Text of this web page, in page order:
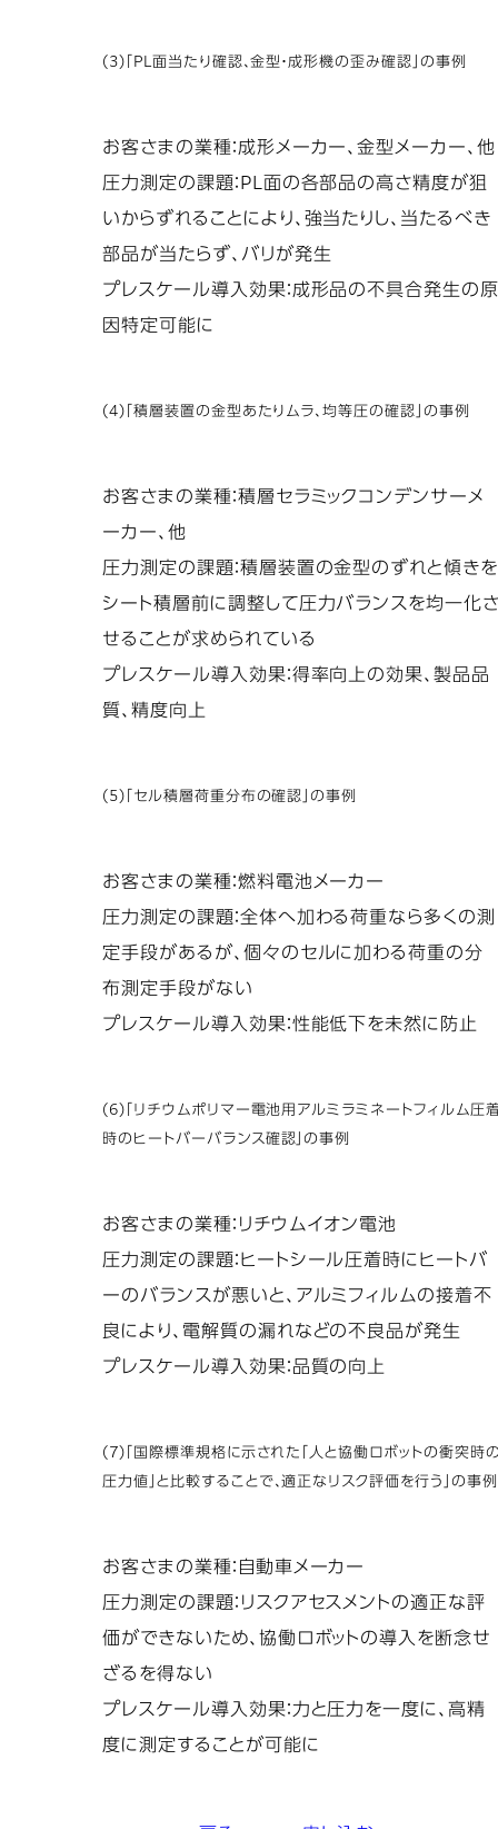
(3)「PL面当たり確認、金型・成形機の歪み確認」の事例
お客さまの業種：成形メーカー、金型メーカー、他
圧力測定の課題：PL面の各部品の高さ精度が狙
いからずれることにより、強当たりし、当たるべき
部品が当たらず、バリが発生
プレスケール導入効果：成形品の不具合発生の
因特定可能に
(4)「積層装置の金型あたりムラ、均等圧の確認」の事例
お客さまの業種：積層セラミックコンデンサーメ
ーカー、他
圧力測定の課題：積層装置の金型のずれと傾きを
シート積層前に調整して圧力バランスを均一化
せることが求められている
プレスケール導入効果：得率向上の効果、製品品
質、精度向上
(5)「セル積層荷重分布の確認」の事例
お客さまの業種：燃料電池メーカー
圧力測定の課題：全体へ加わる荷重なら多くの測
定手段があるが、個々のセルに加わる荷重の分
布測定手段がない
プレスケール導入効果：性能低下を未然に防止
(6)「リチウムポリマー電池用アルミラミネートフィルム圧
時のヒートバーバランス確認」の事例
お客さまの業種：リチウムイオン電池
圧力測定の課題：ヒートシール圧着時にヒートバ
ーのバランスが悪いと、アルミフィルムの接着不
良により、電解質の漏れなどの不良品が発生
プレスケール導入効果：品質の向上
(7)「国際標準規格に示された「人と協働ロボットの衝突時
圧力値」と比較することで、適正なリスク評価を行う」の事例
お客さまの業種：自動車メーカー
圧力測定の課題：リスクアセスメントの適正な評
価ができないため、協働ロボットの導入を断念せ
ざるを得ない
プレスケール導入効果：力と圧力を一度に、高精
度に測定することが可能に